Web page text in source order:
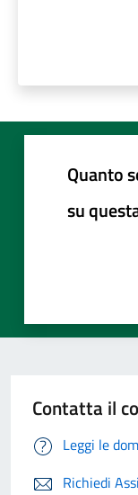
Quanto
su
Contatta il
Leggi le
Richiedi